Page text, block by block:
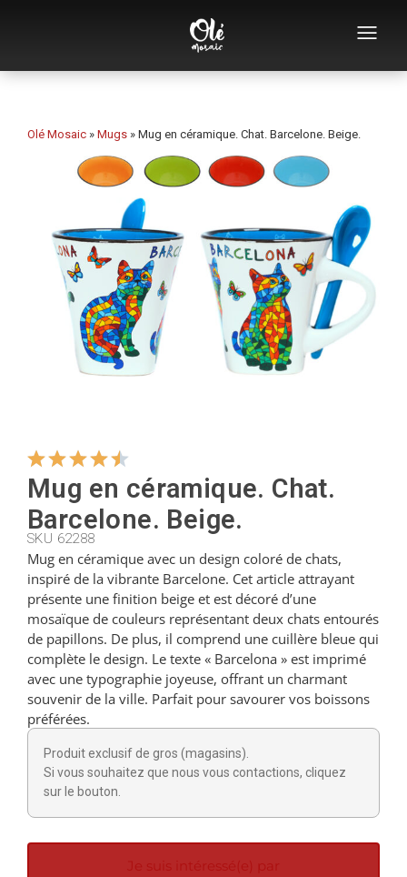
Qui sommes-nous
Souvenirs par catégorie
Ouvre-bouteilles
Tasses
Bols
Cintres
Coupeurs
Petites cuillères
Louches
Dés à coudre
Figurines
Olé Mosaic » Mugs » Mug en céramique. Chat. Barcelone. Beige.
Mug en céramique. Chat.
Barcelone. Beige.
SKU 62288
Mug en céramique avec un design coloré de chats,
inspiré de la vibrante Barcelone. Cet article attrayant
présente une finition beige et est décoré d’une
mosaïque de couleurs représentant deux chats entourés
de papillons. De plus, il comprend une cuillère bleue qui
complète le design. Le texte « Barcelona » est imprimé
avec une typographie joyeuse, offrant un charmant
souvenir de la ville. Parfait pour savourer vos boissons
préférées.
Produit exclusif de gros (magasins).
Si vous souhaitez que nous vous contactions, cliquez
sur le bouton.
Je suis intéressé(e) par